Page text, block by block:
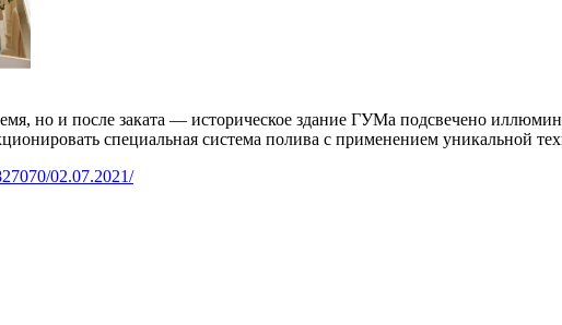
но и после заката — историческое здание ГУМа подсвечено
специальная система полива с применением уникальной
02.07.2021/